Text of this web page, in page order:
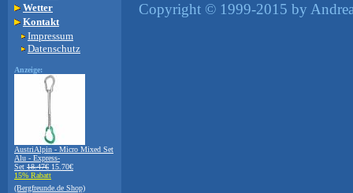
Wetter
Kontakt
Impressum
Datenschutz
Anzeige:
AustriAlpin - Micro Mixed Set
Alu - Express-
Set 18.47€ 15.70€
15% Rabatt
(Bergfreunde.de Shop)
Copyright © 1999-2015 by